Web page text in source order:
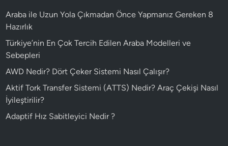
Araba ile Uzun Yola Çıkmadan Önce Yapmanız Gereken 8
Hazırlık
Türkiye’nin En Çok Tercih Edilen Araba Modelleri ve
Sebepleri
AWD Nedir? Dört Çeker Sistemi Nasıl Çalışır?
Aktif Tork Transfer Sistemi (ATTS) Nedir? Araç Çekişi Nasıl
İyileştirilir?
Adaptif Hız Sabitleyici Nedir ?